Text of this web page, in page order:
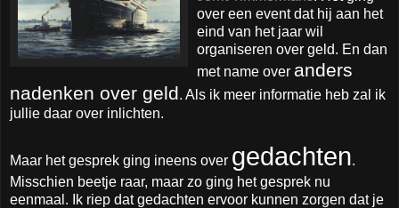
over een event dat hij aan het
eind van het jaar wil
organiseren over geld. En dan
met name over anders
nadenken over geld. Als ik meer informatie heb zal ik
jullie daar over inlichten.
Maar het gesprek ging ineens over gedachten.
Misschien beetje raar, maar zo ging het gesprek nu
eenmaal. Ik riep dat gedachten ervoor kunnen zorgen dat je